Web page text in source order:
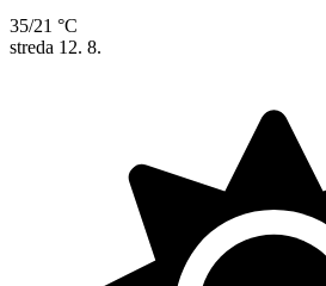
35/21 °C
streda 12. 8.